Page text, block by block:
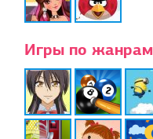
Игры по жанрам